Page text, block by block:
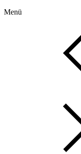
Menü